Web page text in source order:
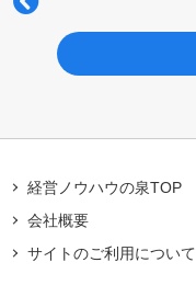
経営ノウハウの泉TOP
会社概要
サイトのご利用について